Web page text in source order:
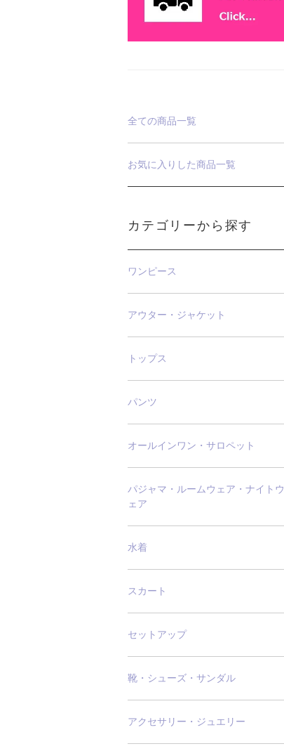
全ての商品一覧
お気に入りした商品一覧
カテゴリーから探す
ワンピース
アウター・ジャケット
トップス
パンツ
オールインワン・サロペット
パジャマ・ルームウェア・ナイトウ
ェア
水着
スカート
セットアップ
靴・シューズ・サンダル
アクセサリー・ジュエリー